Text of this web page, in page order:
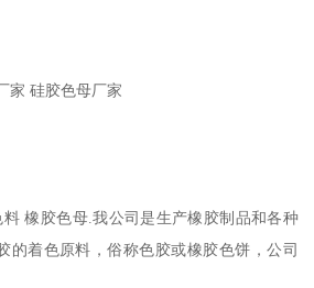
家 硅胶色母厂家
橡胶色母.我公司是生产橡胶制品和各种
的着色原料，俗称色胶或橡胶色饼，公司